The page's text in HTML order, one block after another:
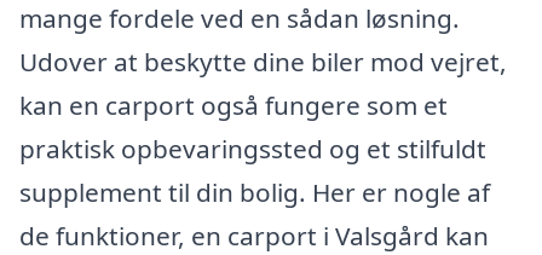
mange fordele ved en sådan løsning.
Udover at beskytte dine biler mod vejret,
kan en carport også fungere som et
praktisk opbevaringssted og et stilfuldt
supplement til din bolig. Her er nogle af
de funktioner, en carport i Valsgård kan